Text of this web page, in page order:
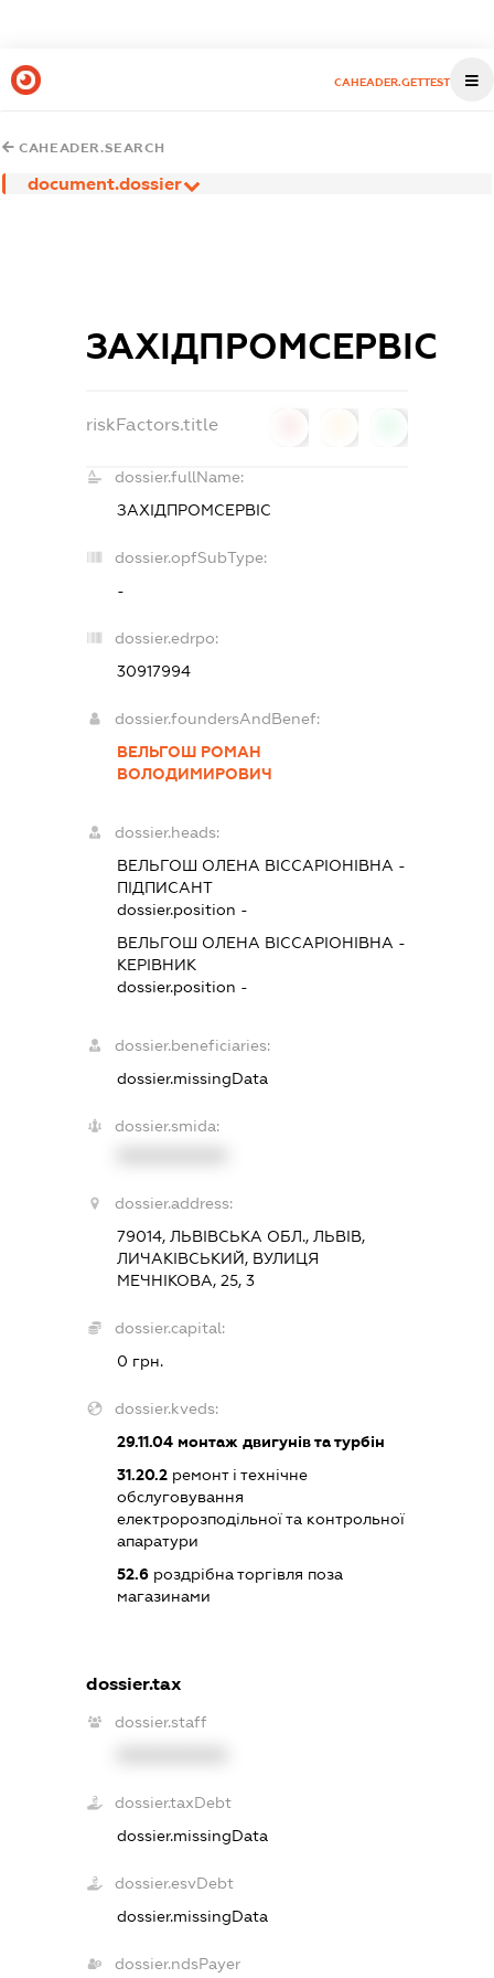
CAHEADER.GETTEST
CAHEADER.SEARCH
document.dossier
ЗАХІДПРОМСЕРВІС
riskFactors.title
dossier.fullName:
ЗАХІДПРОМСЕРВІС
dossier.opfSubType:
-
dossier.edrpo:
30917994
dossier.foundersAndBenef:
ВЕЛЬГОШ РОМАН
ВОЛОДИМИРОВИЧ
dossier.heads:
ВЕЛЬГОШ ОЛЕНА ВІССАРІОНІВНА -
ПІДПИСАНТ
dossier.position -
ВЕЛЬГОШ ОЛЕНА ВІССАРІОНІВНА -
КЕРІВНИК
dossier.position -
dossier.beneficiaries:
dossier.missingData
dossier.smida:
dossier.address:
79014, ЛЬВІВСЬКА ОБЛ., ЛЬВІВ,
ЛИЧАКІВСЬКИЙ, ВУЛИЦЯ
МЕЧНІКОВА, 25, 3
dossier.capital:
0 грн.
dossier.kveds:
29.11.04 монтаж двигунів та турбін
31.20.2 ремонт і технічне
обслуговування
електророзподільної та контрольної
апаратури
52.6 роздрібна торгівля поза
магазинами
dossier.tax
dossier.staff
dossier.taxDebt
dossier.missingData
dossier.esvDebt
dossier.missingData
dossier.ndsPayer